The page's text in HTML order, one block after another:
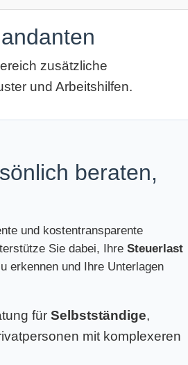
zusätzliche
und Arbeitshilfen.
beraten,
und kostentransparente
Sie dabei, Ihre Steuerlast
erkennen und Ihre Unterlagen
für Selbstständige,
mit komplexeren